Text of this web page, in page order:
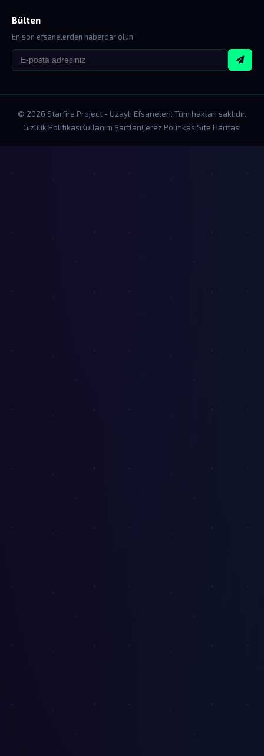
Bülten
En son efsanelerden haberdar olun
© 2026 Starfire Project - Uzaylı Efsaneleri. Tüm hakları saklıdır.
Gizlilik PolitikasıKullanım ŞartlarıÇerez PolitikasıSite Haritası